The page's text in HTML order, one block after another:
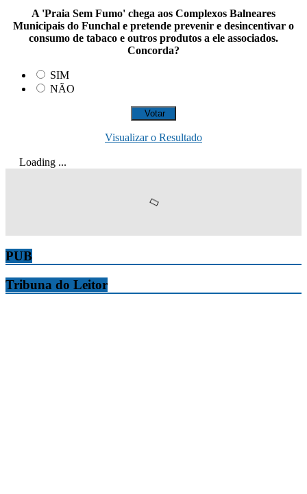
A 'Praia Sem Fumo' chega aos Complexos Balneares
Municipais do Funchal e pretende prevenir e desincentivar o
consumo de tabaco e outros produtos a ele associados.
Concorda?
SIM
NÃO
Visualizar o Resultado
Loading ...
PUB
Tribuna do Leitor